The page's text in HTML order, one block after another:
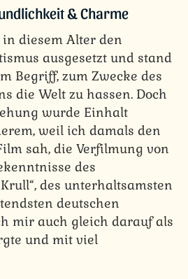
& Charme
diesem Alter den
ausgesetzt und stand
Begriff, zum Zwecke des
die Welt zu hassen. Doch
wurde Einhalt
weil ich damals den
sah, die Verfilmung von
des
des unterhaltsamsten
deutschen
mir auch gleich darauf als
und mit viel